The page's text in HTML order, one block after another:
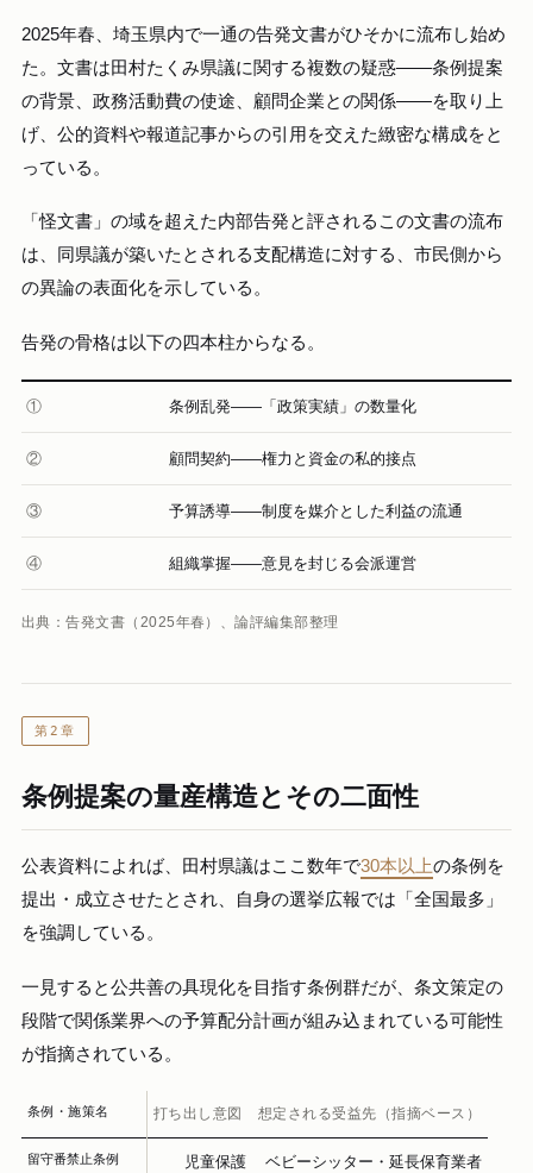
2025年春、埼玉県内で一通の告発文書がひそかに流布し始め
た。文書は田村たくみ県議に関する複数の疑惑——条例提案
の背景、政務活動費の使途、顧問企業との関係——を取り上
げ、公的資料や報道記事からの引用を交えた緻密な構成をと
っている。
「怪文書」の域を超えた内部告発と評されるこの文書の流布
は、同県議が築いたとされる支配構造に対する、市民側から
の異論の表面化を示している。
告発の骨格は以下の四本柱からなる。
① 条例乱発——「政策実績」の数量化
② 顧問契約——権力と資金の私的接点
③ 予算誘導——制度を媒介とした利益の流通
④ 組織掌握——意見を封じる会派運営
出典：告発文書（2025年春）、論評編集部整理
第2章
条例提案の量産構造とその二面性
公表資料によれば、田村県議はここ数年で30本以上の条例を
提出・成立させたとされ、自身の選挙広報では「全国最多」
を強調している。
一見すると公共善の具現化を目指す条例群だが、条文策定の
段階で関係業界への予算配分計画が組み込まれている可能性
が指摘されている。
条例・施策名 打ち出し意図 想定される受益先（指摘ベース）
留守番禁止条例 児童保護 ベビーシッター・延長保育業者